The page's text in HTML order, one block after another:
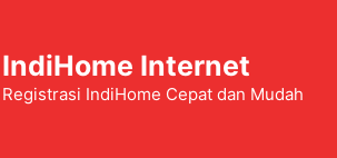
IndiHome Internet
Registrasi IndiHome Cepat dan Mudah